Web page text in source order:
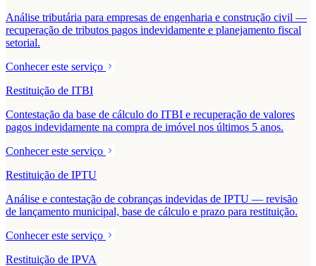
Análise tributária para empresas de engenharia e construção civil —
recuperação de tributos pagos indevidamente e planejamento fiscal
setorial.
Conhecer este serviço
Restituição de ITBI
Contestação da base de cálculo do ITBI e recuperação de valores
pagos indevidamente na compra de imóvel nos últimos 5 anos.
Conhecer este serviço
Restituição de IPTU
Análise e contestação de cobranças indevidas de IPTU — revisão
de lançamento municipal, base de cálculo e prazo para restituição.
Conhecer este serviço
Restituição de IPVA